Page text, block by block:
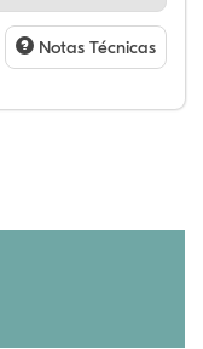
Notas Técnicas